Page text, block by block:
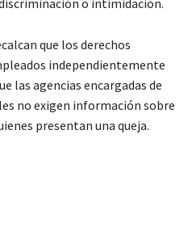
que los derechos
independientemente
las agencias encargadas de
no exigen información sobre
presentan una queja.